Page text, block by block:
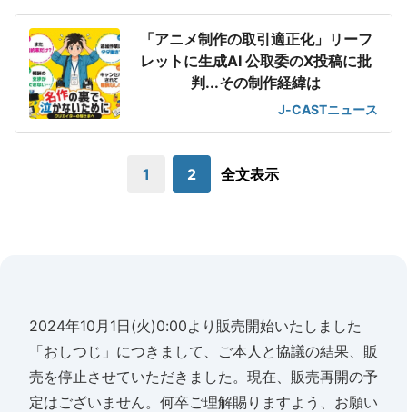
「アニメ制作の取引適正化」リーフ
レットに生成AI 公取委のX投稿に批
判...その制作経緯は
J-CASTニュース
1 2 全文表示
2024年10月1日(火)0:00より販売開始いたしました
「おしつじ」につきまして、ご本人と協議の結果、販
売を停止させていただきました。現在、販売再開の予
定はございません。何卒ご理解賜りますよう、お願い